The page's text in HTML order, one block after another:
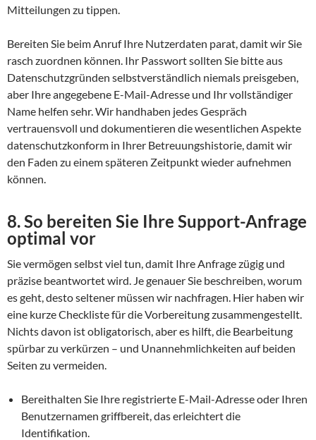
Mitteilungen zu tippen.
Bereiten Sie beim Anruf Ihre Nutzerdaten parat, damit wir Sie
rasch zuordnen können. Ihr Passwort sollten Sie bitte aus
Datenschutzgründen selbstverständlich niemals preisgeben,
aber Ihre angegebene E-Mail-Adresse und Ihr vollständiger
Name helfen sehr. Wir handhaben jedes Gespräch
vertrauensvoll und dokumentieren die wesentlichen Aspekte
datenschutzkonform in Ihrer Betreuungshistorie, damit wir
den Faden zu einem späteren Zeitpunkt wieder aufnehmen
können.
8. So bereiten Sie Ihre Support-Anfrage
optimal vor
Sie vermögen selbst viel tun, damit Ihre Anfrage zügig und
präzise beantwortet wird. Je genauer Sie beschreiben, worum
es geht, desto seltener müssen wir nachfragen. Hier haben wir
eine kurze Checkliste für die Vorbereitung zusammengestellt.
Nichts davon ist obligatorisch, aber es hilft, die Bearbeitung
spürbar zu verkürzen – und Unannehmlichkeiten auf beiden
Seiten zu vermeiden.
Bereithalten Sie Ihre registrierte E-Mail-Adresse oder Ihren
Benutzernamen griffbereit, das erleichtert die
Identifikation.